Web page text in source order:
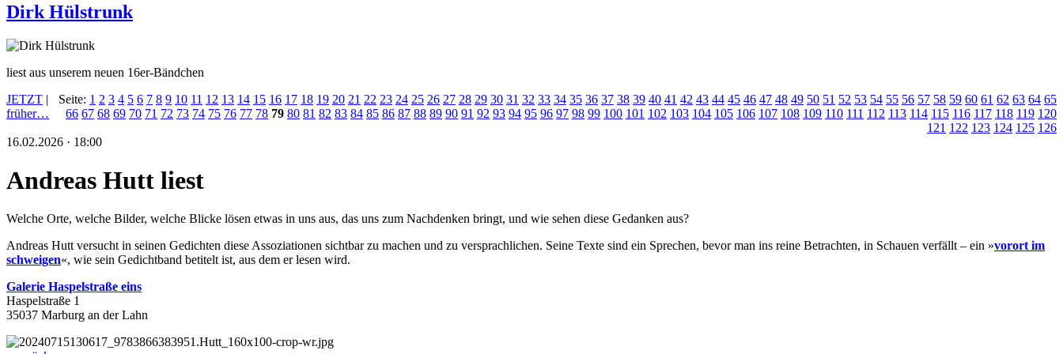
Dirk Hülstrunk
liest aus unserem neuen 16er-Bändchen
JETZT |
früher…
Seite: 1 2 3 4 5 6 7 8 9 10 11 12 13 14 15 16 17 18 19 20 21 22 23 24 25 26 27 28 29 30 31 32 33 34 35 36 37 38 39 40 41 42 43 44 45 46 47 48 49 50 51 52 53 54 55 56 57 58 59 60 61 62 63 64 65
66 67 68 69 70 71 72 73 74 75 76 77 78 79 80 81 82 83 84 85 86 87 88 89 90 91 92 93 94 95 96 97 98 99 100 101 102 103 104 105 106 107 108 109 110 111 112 113 114 115 116 117 118 119 120
121 122 123 124 125 126
16.02.2026 · 18:00
Andreas Hutt liest
Welche Orte, welche Bilder, welche Blicke lösen etwas in uns aus, das uns zum Nachdenken bringt, und wie sehen diese Gedanken aus?
Andreas Hutt versucht in seinen Gedichten diese Assoziationen sichtbar zu machen und zu versprachlichen. Seine Texte sind ein Sprechen, bevor man ins reine Betrachten, in Schauen verfällt – ein »vorort im
schweigen«, wie sein Gedichtband betitelt ist, aus dem er lesen wird.
Galerie Haspelstraße eins
Haspelstraße 1
35037 Marburg an der Lahn